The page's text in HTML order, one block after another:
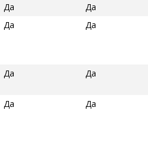
Да
Да
Да Да
Да Да
Да Да